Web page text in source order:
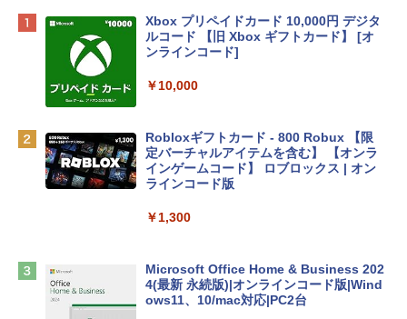
Apple 2026 MacBook Neo A18 Proチッ
プ搭載13インチノートブック：AIとAppl
e Intelligenceのために設計、Liquid Ret
リ、512GB SSDストレージ、1080p Fac
￥137,800
ンケース Dell NEC Lavie ASUS HP dyna
￥2,952
Xbox プリペイドカード 10,000円 デジタ
ルコード 【旧 Xbox ギフトカード】 [オ
ンラインコード]
￥10,000
Robloxギフトカード - 800 Robux 【限
定バーチャルアイテムを含む】 【オンラ
インゲームコード】 ロブロックス | オン
ラインコード版
￥1,300
Microsoft Office Home & Business 202
4(最新 永続版)|オンラインコード版|Wind
ows11、10/mac対応|PC2台